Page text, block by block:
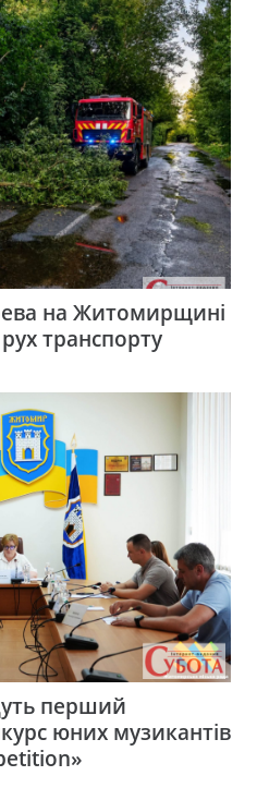
на Житомирщині
транспорту
перший
юних музикантів